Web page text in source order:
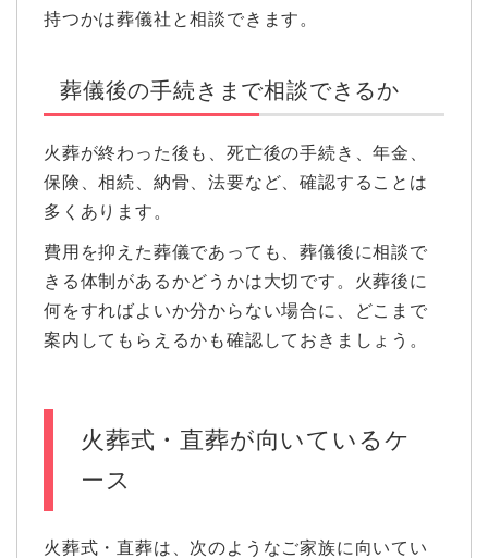
持つかは葬儀社と相談できます。
葬儀後の手続きまで相談できるか
火葬が終わった後も、死亡後の手続き、年金、
保険、相続、納骨、法要など、確認することは
多くあります。
費用を抑えた葬儀であっても、葬儀後に相談で
きる体制があるかどうかは大切です。火葬後に
何をすればよいか分からない場合に、どこまで
案内してもらえるかも確認しておきましょう。
火葬式・直葬が向いているケ
ース
火葬式・直葬は、次のようなご家族に向いてい